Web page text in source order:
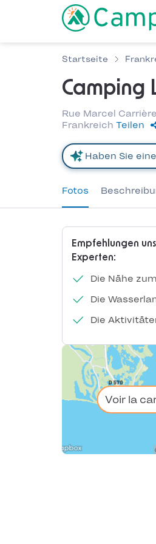
Startseite
Camping
Rue Marcel
Frankreich Teilen
Fotos
Empfehlungen
Experten:
Die Nähe
Die
Die
Voir la